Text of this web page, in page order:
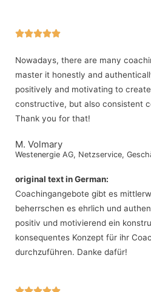

Nowadays, there are many
master it honestly and
positively and motivating to
constructive, but also consistent
Thank you for that!
M. Volmary
Westenergie AG, Netzservice,
original text in German:
Coachingangebote gibt es
beherrschen es ehrlich und
positiv und motivierend ein
konsequentes Konzept für ihr
durchzuführen. Danke dafür!